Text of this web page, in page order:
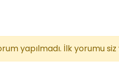
yapılmadı. İlk yorumu siz